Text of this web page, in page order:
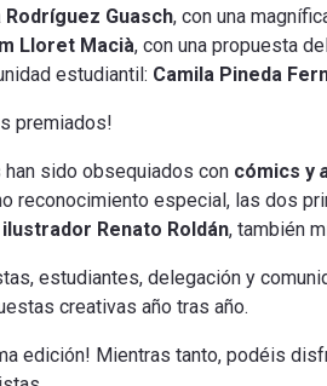
Rodríguez Guasch, con una
Lloret Macià, con una propuesta
estudiantil: Camila Pineda
premiados!
han sido obsequiados con cómics y
reconocimiento especial, las dos
Renato Roldán, también
estudiantes, delegación y
creativas año tras año.
edición! Mientras tanto, podéis